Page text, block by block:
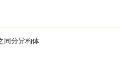
同分异构体